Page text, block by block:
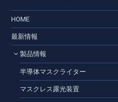
HOME
最新情報
製品情報
半導体マスクライター
マスクレス露光装置